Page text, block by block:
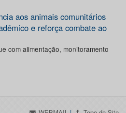
aos animais comunitários
e reforça combate ao
com alimentação, monitoramento